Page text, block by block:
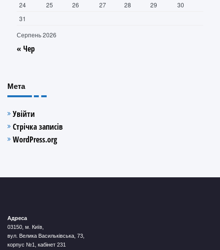
Серпень 2026
24
25 26 27 28 29
30
31
« Чер
Мета
Увійти
Стрічка записів
WordPress.org
Адреса
03150, м. Київ,
вул. Велика Васильківська, 73,
корпус №1, кабінет 231